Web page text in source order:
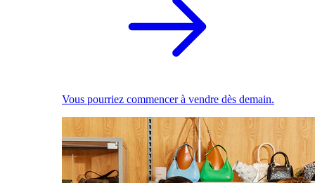
Vous pourriez commencer à vendre dès demain.